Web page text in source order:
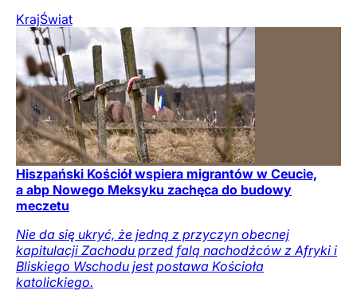
KrajŚwiat
Hiszpański Kościół wspiera migrantów w Ceucie,
a abp Nowego Meksyku zachęca do budowy
meczetu
Nie da się ukryć, że jedną z przyczyn obecnej
kapitulacji Zachodu przed falą nachodźców z Afryki i
Bliskiego Wschodu jest postawa Kościoła
katolickiego.